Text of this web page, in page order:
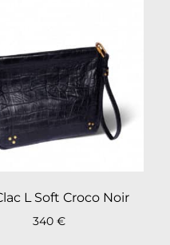
L Soft Croco Noir
340 €